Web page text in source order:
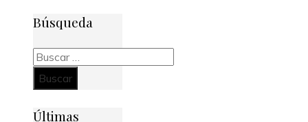
Búsqueda
Buscar:
Últimas